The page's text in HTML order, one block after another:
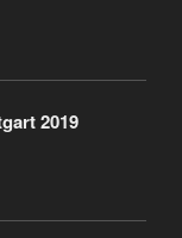
2019